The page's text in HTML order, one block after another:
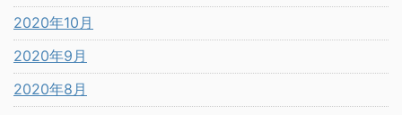
2020年10月
2020年9月
2020年8月